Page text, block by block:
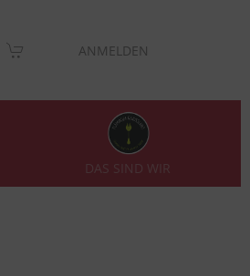
ANMELDEN
DAS SIND WIR